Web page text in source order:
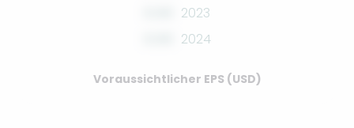
2023
2024
Voraussichtlicher EPS (USD)